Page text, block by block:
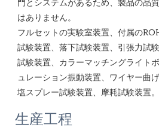
はありません。
フルセットの実験室装置、付属の
試験装置、落下試験装置、引張力試
試験装置、カラーマッチングライト
ュレーション振動装置、ワイヤー曲
生産工程